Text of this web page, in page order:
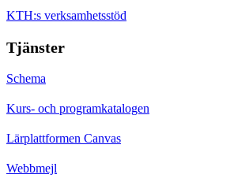
KTH:s verksamhetsstöd
Tjänster
Schema
Kurs- och programkatalogen
Lärplattformen Canvas
Webbmejl